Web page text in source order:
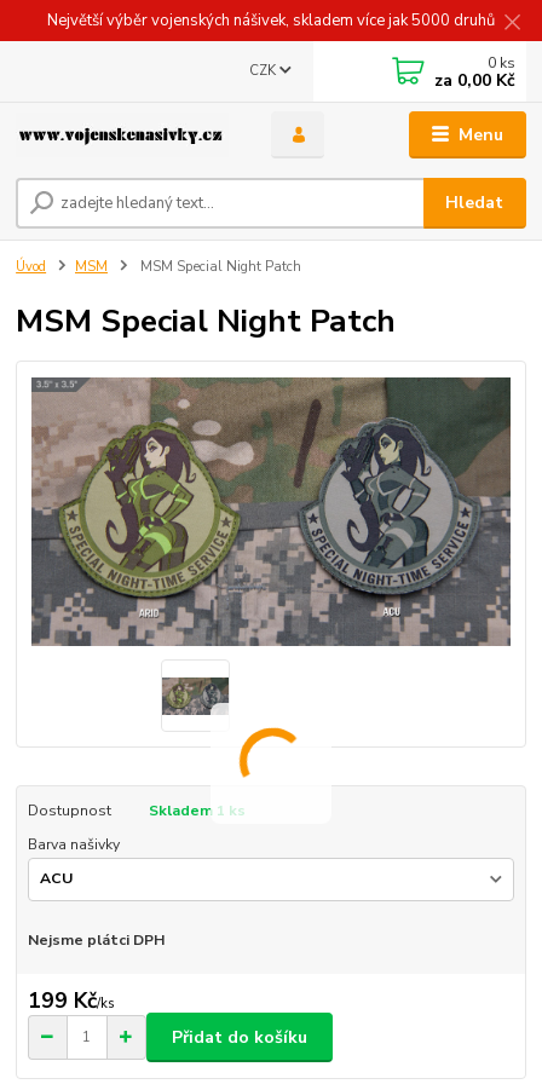
Největší výběr vojenských nášivek, skladem více jak 5000 druhů
Menu
CZK
Hledat
0 ks
za 0,00 Kč
Úvod MSM MSM Special Night Patch
MSM Special Night Patch
Dostupnost
Skladem 1 ks
Barva našivky
Nejsme plátci DPH
199 Kč/ks
Přidat do košíku